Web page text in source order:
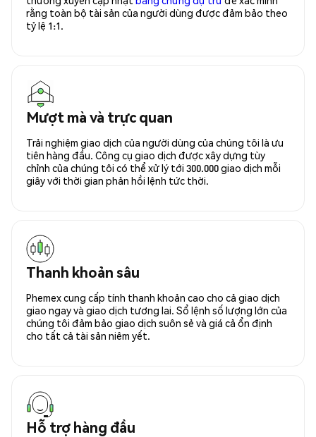
rằng toàn bộ tài sản của người dùng được đảm bảo theo
tỷ lệ 1:1.
Mượt mà và trực quan
Trải nghiệm giao dịch của người dùng của chúng tôi là ưu
tiên hàng đầu. Công cụ giao dịch được xây dựng tùy
chỉnh của chúng tôi có thể xử lý tới 300.000 giao dịch mỗi
giây với thời gian phản hồi lệnh tức thời.
Thanh khoản sâu
Phemex cung cấp tính thanh khoản cao cho cả giao dịch
giao ngay và giao dịch tương lai. Sổ lệnh số lượng lớn của
chúng tôi đảm bảo giao dịch suôn sẻ và giá cả ổn định
cho tất cả tài sản niêm yết.
Hỗ trợ hàng đầu